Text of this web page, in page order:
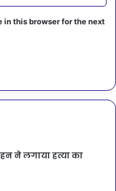
in this browser for the next
ने लगाया हत्या का